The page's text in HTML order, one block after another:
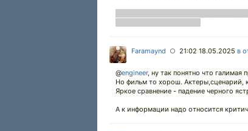
Faramaynd ○ 21:02 18.05.2025 в
@engineer, ну так понятно что галимая
Но фильм то хорош. Актеры,сценарий,
Яркое сравнение - падение черного
А к информации надо относится